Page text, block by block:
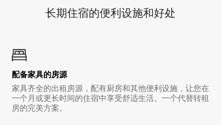
长期住宿的便利设施和好处
配备家具的房源
家具齐全的出租房源，配有厨房和其他便利设施，让您在
一个月或更长时间的住宿中享受舒适生活。一个代替转租
房的完美方案。